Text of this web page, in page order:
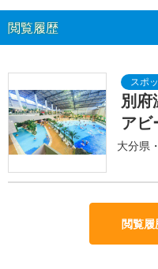
閲覧履歴
別府
アビ
大分県
閲覧履